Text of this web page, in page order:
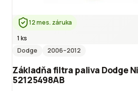
12 mes. záruka
1 ks
Dodge
2006–2012
Základňa filtra paliva Dodge
52125498AB